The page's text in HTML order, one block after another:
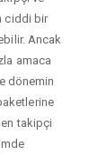
ciddi bir
Ancak
amaca
dönemin
takipçi